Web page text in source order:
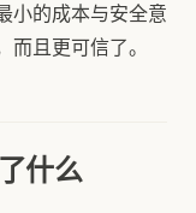
小的成本与安全意
且更可信了。
什么